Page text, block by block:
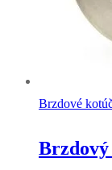
Brzdové
Brzdový